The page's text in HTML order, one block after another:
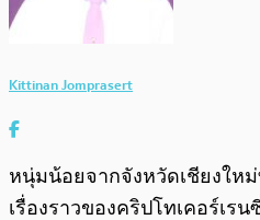
Kittinan Jomprasert
หนุ่มน้อยจากจังหวัดเชียงให
เรื่องราวของคริปโทเคอร์เร